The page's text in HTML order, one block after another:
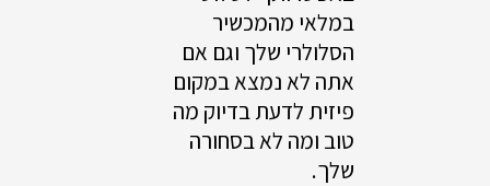
במלאי מהמכשיר
הסלולרי שלך וגם אם
אתה לא נמצא במקום
פיזית לדעת בדיוק מה
טוב ומה לא בסחורה
שלך.